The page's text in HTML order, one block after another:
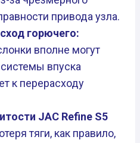
привода узла.
горючего:
вполне могут
впуска
к перерасходу
JAC Refine S5
тяги, как правило,